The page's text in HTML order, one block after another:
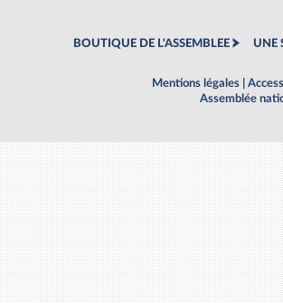
BOUTIQUE DE L'ASSEMBLEE UNE
Mentions légales
Assemblée